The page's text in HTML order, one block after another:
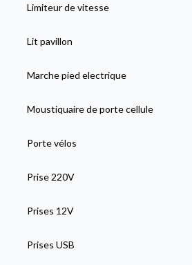
Limiteur de vitesse
Lit pavillon
Marche pied electrique
Moustiquaire de porte cellule
Porte vélos
Prise 220V
Prises 12V
Prises USB